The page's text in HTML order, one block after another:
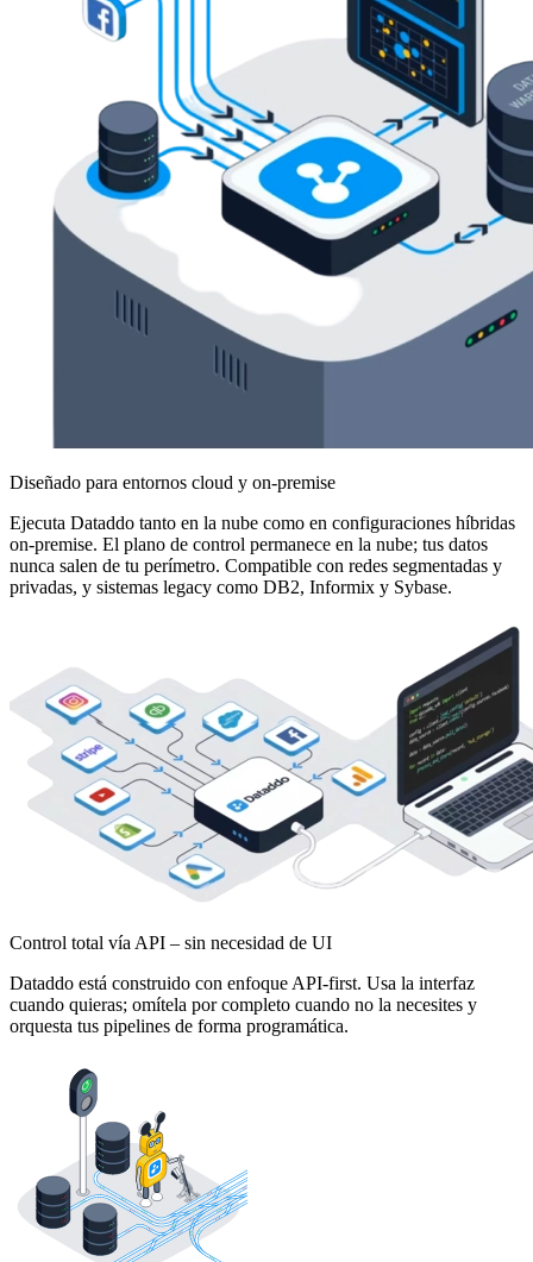
Diseñado para entornos cloud y on-premise
Ejecuta Dataddo tanto en la nube como en configuraciones híbridas
on-premise. El plano de control permanece en la nube; tus datos
nunca salen de tu perímetro. Compatible con redes segmentadas y
privadas, y sistemas legacy como DB2, Informix y Sybase.
Control total vía API – sin necesidad de UI
Dataddo está construido con enfoque API-first. Usa la interfaz
cuando quieras; omítela por completo cuando no la necesites y
orquesta tus pipelines de forma programática.